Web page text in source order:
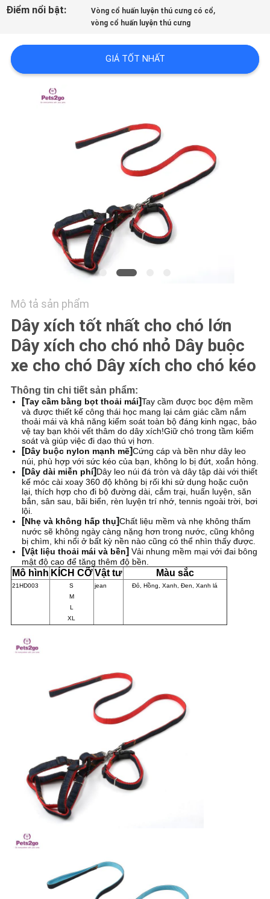
CẦU
BÁO
PRIVACY
Điểm nổi bật: Vòng cổ huấn luyện thú cưng có cổ,
vòng cổ huấn luyện thú cưng
GIÁ TỐT NHẤT
Mô tả sản phẩm
Dây xích tốt nhất cho chó lớn
Dây xích cho chó nhỏ Dây buộc
xe cho chó Dây xích cho chó kéo
Thông tin chi tiết sản phẩm:
[Tay cầm bằng bọt thoải mái]Tay cầm được bọc đệm mềm
và được thiết kế công thái học mang lại cảm giác cầm nắm
thoải mái và khả năng kiểm soát toàn bộ đáng kinh ngạc, bảo
vệ tay bạn khỏi vết thâm do dây xích!Giữ chó trong tầm kiểm
soát và giúp việc đi dạo thú vị hơn.
[Dây buộc nylon mạnh mẽ]Cứng cáp và bền như dây leo
núi, phù hợp với sức kéo của bạn, không lo bị đứt, xoắn hỏng.
[Dây dài miễn phí]Dây leo núi đá tròn và dây tập dài với thiết
kế móc cài xoay 360 độ không bị rối khi sử dụng hoặc cuộn
lại, thích hợp cho đi bộ đường dài, cắm trại, huấn luyện, săn
bắn, sân sau, bãi biển, rèn luyện trí nhớ, tennis ngoài trời, bơi
lội.
[Nhẹ và không hấp thụ]Chất liệu mềm và nhẹ không thấm
nước sẽ không ngày càng nặng hơn trong nước, cũng không
bị chìm, khi nổi ở bất kỳ nền nào cũng có thể nhìn thấy được.
[Vật liệu thoải mái và bền] Vải nhung mềm mại với đai bông
mật độ cao để tăng thêm độ bền.
Mô hình KÍCH CỠVật tư Màu sắc
21HD003
S
M
L
XL
jean Đỏ, Hồng, Xanh, Đen, Xanh lá